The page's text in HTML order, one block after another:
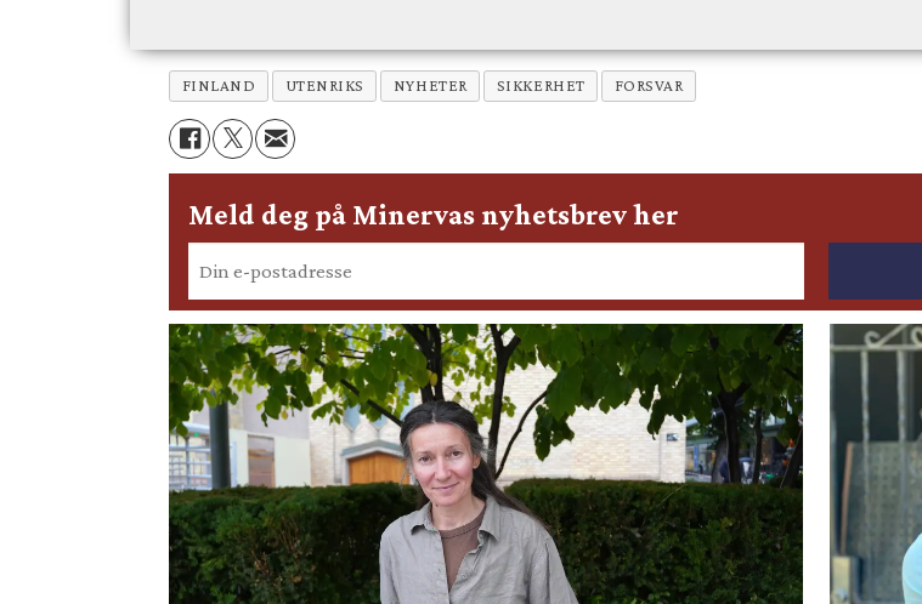
FINLAND UTENRIKS NYHETER SIKKERHET FORSVAR
Meld deg på Minervas nyhetsbrev her